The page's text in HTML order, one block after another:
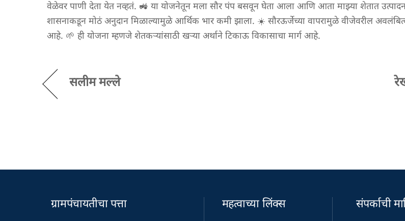
वेळेवर पाणी देता येत नव्हतं. 🚜 या योजनेतून मला सौर पंप बसवून घेता आला आणि आता माझ्या शेतात
शासनाकडून मोठं अनुदान मिळाल्यामुळे आर्थिक भार कमी झाला. ☀️ सौरऊर्जेच्या वापरामुळे वीजेवरील
आहे. 🌱 ही योजना म्हणजे शेतकऱ्यांसाठी खऱ्या अर्थाने टिकाऊ विकासाचा मार्ग आहे.
सलीम मल्ले
ग्रामपंचायतीचा पत्ता महत्वाच्या लिंक्स संपर्काची